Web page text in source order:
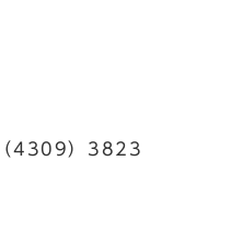
4309）3823